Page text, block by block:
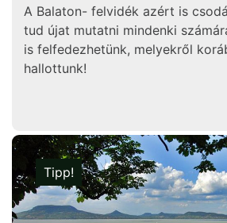
A Balaton- felvidék azért is
tud újat mutatni mindenki
is felfedezhetünk, melyekről
hallottunk!
Tipp!